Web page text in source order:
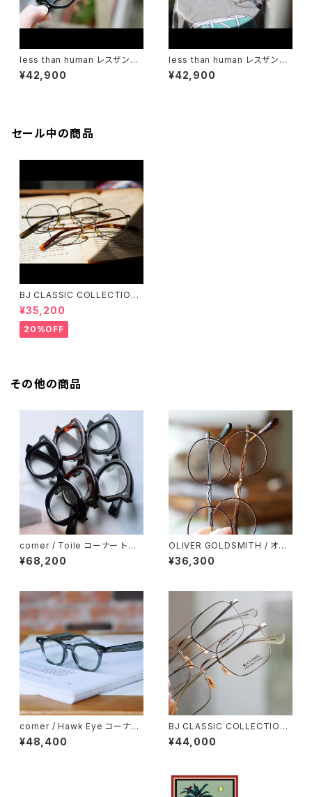
less than human レスザンヒ
ューマン 明鏡止水 メガネ 丸メ
ガネ 眼鏡 多角形
¥42,900
less than human レスザンヒ
ューマン 1buセ04g メガネ 丸
メガネ 眼鏡 一山
¥42,900
セール中の商品
BJ CLASSIC COLLECTION
¥35,200
20%OFF
その他の商品
corner / Toile コーナー トワ
ル <orner
¥68,200
OLIVER GOLDSMITH / オリ
バーゴールドスミス Oliver Ob
an 46 七宝付き オーバン
¥36,300
corner / Hawk Eye コーナー
ホークアイ <orner
¥48,400
BJ CLASSIC COLLECTION
PREM-149ET ツーブリッジ ダ
ブルブリッジ BJクラシック
¥44,000